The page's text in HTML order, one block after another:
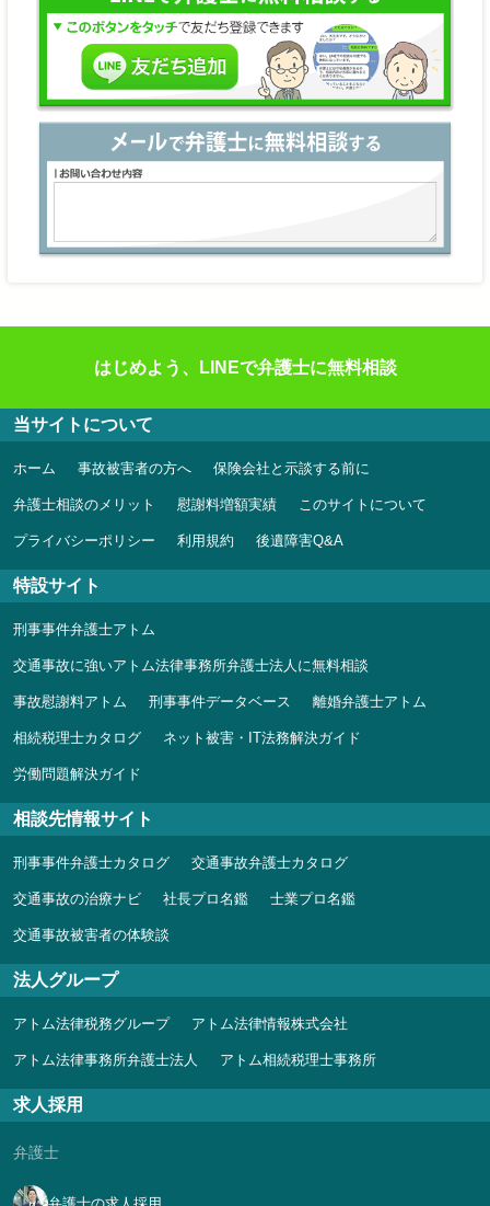
はじめよう、LINEで弁護士に無料相談
当サイトについて
ホーム 事故被害者の方へ 保険会社と示談する前に
弁護士相談のメリット 慰謝料増額実績 このサイトについて
プライバシーポリシー 利用規約 後遺障害Q&A
特設サイト
刑事事件弁護士アトム
交通事故に強いアトム法律事務所弁護士法人に無料相談
事故慰謝料アトム 刑事事件データベース 離婚弁護士アトム
相続税理士カタログ ネット被害・IT法務解決ガイド
労働問題解決ガイド
相談先情報サイト
刑事事件弁護士カタログ 交通事故弁護士カタログ
交通事故の治療ナビ 社長プロ名鑑 士業プロ名鑑
交通事故被害者の体験談
法人グループ
アトム法律税務グループ アトム法律情報株式会社
アトム法律事務所弁護士法人 アトム相続税理士事務所
求人採用
弁護士